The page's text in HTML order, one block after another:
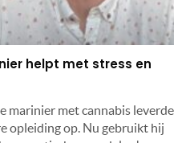
helpt met stress en
marinier met cannabis leverde
opleiding op. Nu gebruikt hij